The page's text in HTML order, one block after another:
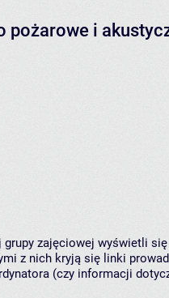
i
zajęciowej wyświetli
z nich kryją się linki
(czy informacji